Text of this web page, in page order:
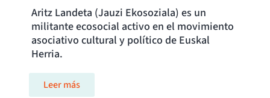
Aritz Landeta (Jauzi Ekosoziala) es un
militante ecosocial activo en el movimiento
asociativo cultural y político de Euskal
Herria.
Leer más